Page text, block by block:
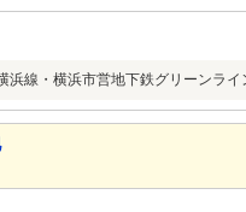
浜線・横浜市営地下鉄グリーンラ